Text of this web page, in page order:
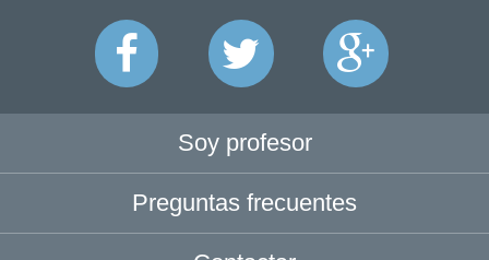
Soy profesor
Preguntas frecuentes